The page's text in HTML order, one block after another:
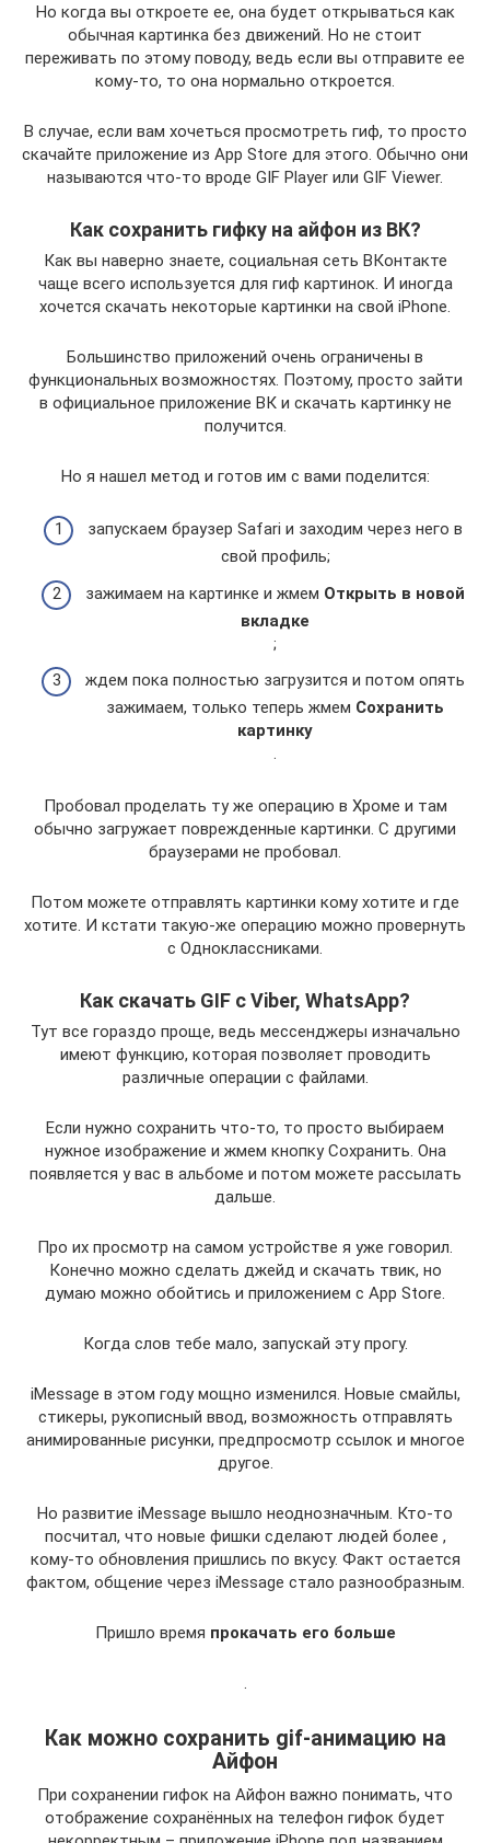
Но когда вы откроете ее, она будет открываться как
обычная картинка без движений. Но не стоит
переживать по этому поводу, ведь если вы отправите ее
кому-то, то она нормально откроется.
В случае, если вам хочеться просмотреть гиф, то просто
скачайте приложение из App Store для этого. Обычно они
называются что-то вроде GIF Player или GIF Viewer.
Как сохранить гифку на айфон из ВК?
Как вы наверно знаете, социальная сеть ВКонтакте
чаще всего используется для гиф картинок. И иногда
хочется скачать некоторые картинки на свой iPhone.
Большинство приложений очень ограничены в
функциональных возможностях. Поэтому, просто зайти
в официальное приложение ВК и скачать картинку не
получится.
Но я нашел метод и готов им с вами поделится:
запускаем браузер Safari и заходим через него в
свой профиль;
зажимаем на картинке и жмем Открыть в новой
вкладке
;
ждем пока полностью загрузится и потом опять
зажимаем, только теперь жмем Сохранить
картинку
.
Пробовал проделать ту же операцию в Хроме и там
обычно загружает поврежденные картинки. С другими
браузерами не пробовал.
Потом можете отправлять картинки кому хотите и где
хотите. И кстати такую-же операцию можно провернуть
с Одноклассниками.
Как скачать GIF с Viber, WhatsApp?
Тут все гораздо проще, ведь мессенджеры изначально
имеют функцию, которая позволяет проводить
различные операции с файлами.
Если нужно сохранить что-то, то просто выбираем
нужное изображение и жмем кнопку Сохранить. Она
появляется у вас в альбоме и потом можете рассылать
дальше.
Про их просмотр на самом устройстве я уже говорил.
Конечно можно сделать джейд и скачать твик, но
думаю можно обойтись и приложением с App Store.
Когда слов тебе мало, запускай эту прогу.
iMessage в этом году мощно изменился. Новые смайлы,
стикеры, рукописный ввод, возможность отправлять
анимированные рисунки, предпросмотр ссылок и многое
другое.
Но развитие iMessage вышло неоднозначным. Кто-то
посчитал, что новые фишки сделают людей более ,
кому-то обновления пришлись по вкусу. Факт остается
фактом, общение через iMessage стало разнообразным.
Пришло время прокачать его больше
.
Как можно сохранить gif-анимацию на
Айфон
При сохранении гифок на Айфон важно понимать, что
отображение сохранённых на телефон гифок будет